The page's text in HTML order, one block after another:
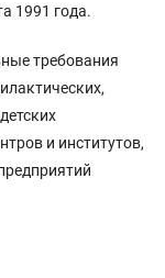
1991 года.
требования
и институтов,